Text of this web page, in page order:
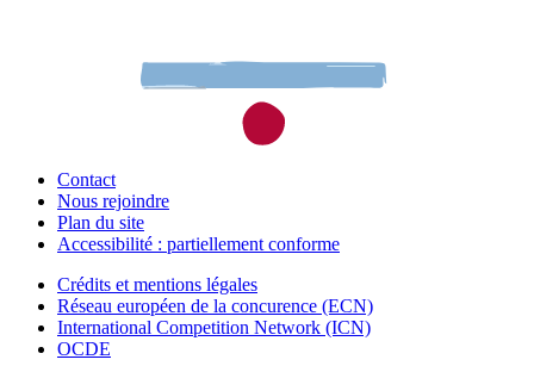
Contact
Nous rejoindre
Plan du site
Accessibilité : partiellement conforme
Crédits et mentions légales
Réseau européen de la concurence (ECN)
International Competition Network (ICN)
OCDE